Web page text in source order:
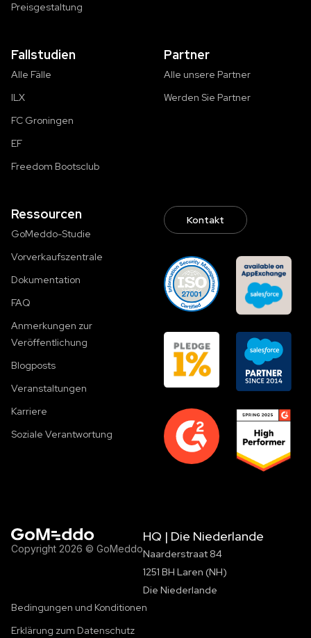
Preisgestaltung
Fallstudien
Alle Fälle
ILX
FC Groningen
EF
Freedom Bootsclub
Partner
Alle unsere Partner
Werden Sie Partner
Ressourcen
GoMeddo-Studie
Vorverkaufszentrale
Dokumentation
FAQ
Anmerkungen zur
Veröffentlichung
Blogposts
Veranstaltungen
Karriere
Soziale Verantwortung
Kontakt
Copyright 2026 © GoMeddo
HQ | Die Niederlande
Naarderstraat 84
1251 BH Laren (NH)
Die Niederlande
Bedingungen und Konditionen
Erklärung zum Datenschutz